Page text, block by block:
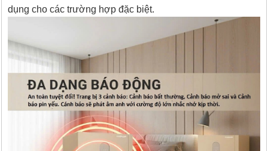
dụng cho các trường hợp đặc biệt.